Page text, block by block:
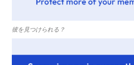
彼を見つけられる？